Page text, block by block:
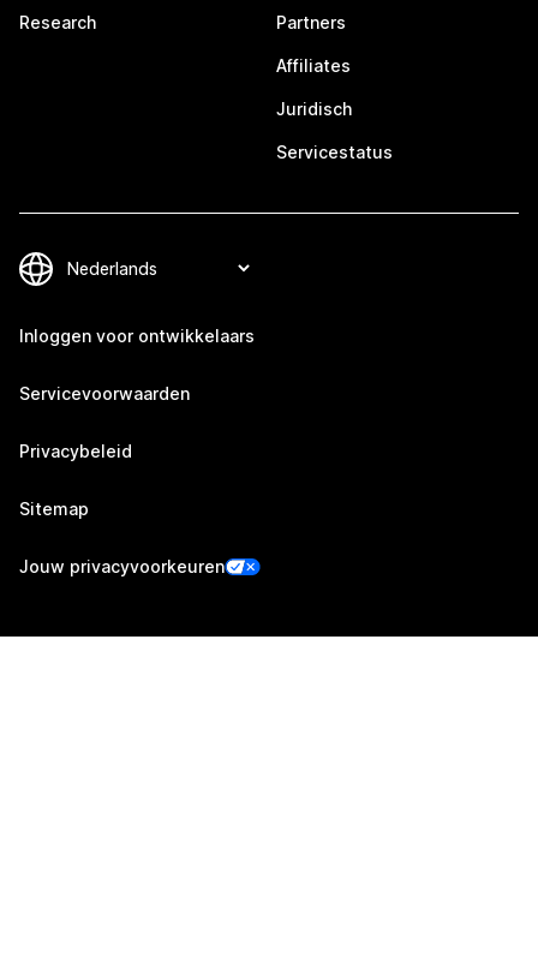
Research Partners
Affiliates
Juridisch
Servicestatus
Inloggen voor ontwikkelaars
Servicevoorwaarden
Privacybeleid
Sitemap
Jouw privacyvoorkeuren